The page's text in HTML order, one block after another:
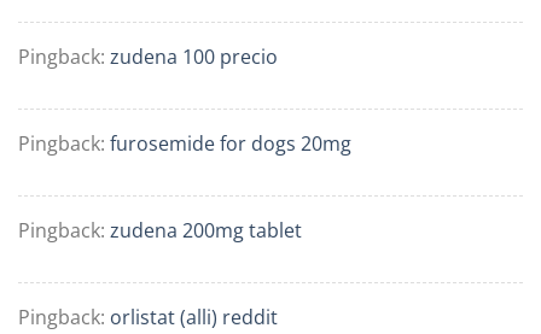
Pingback: zudena 100 precio
Pingback: furosemide for dogs 20mg
Pingback: zudena 200mg tablet
Pingback: orlistat (alli) reddit